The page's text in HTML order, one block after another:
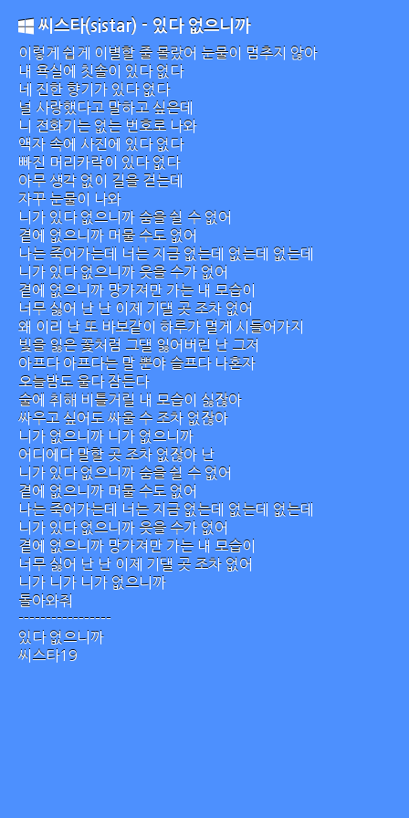
씨스타(sistar) - 있다 없으니까
이렇게 쉽게 이별할 줄 몰랐어 눈물이 멈추지 않아
내 욕실에 칫솔이 있다 없다
네 진한 향기가 있다 없다
널 사랑했다고 말하고 싶은데
니 전화기는 없는 번호로 나와
액자 속에 사진에 있다 없다
빠진 머리카락이 있다 없다
아무 생각 없이 길을 걷는데
자꾸 눈물이 나와
니가 있다 없으니까 숨을 쉴 수 없어
곁에 없으니까 머물 수도 없어
나는 죽어가는데 너는 지금 없는데 없는데 없는데
니가 있다 없으니까 웃을 수가 없어
곁에 없으니까 망가져만 가는 내 모습이
너무 싫어 난 난 이제 기댈 곳 조차 없어
왜 이리 난 또 바보같이 하루가 멀게 시들어가지
빛을 잃은 꽃처럼 그댈 잃어버린 난 그저
아프다 아프다는 말 뿐야 슬프다 나혼자
오늘밤도 울다 잠든다
술에 취해 비틀거릴 내 모습이 싫잖아
싸우고 싶어도 싸울 수 조차 없잖아
니가 없으니까 니가 없으니까
어디에다 말할 곳 조차 없잖아 난
니가 있다 없으니까 숨을 쉴 수 없어
곁에 없으니까 머물 수도 없어
나는 죽어가는데 너는 지금 없는데 없는데 없는데
니가 있다 없으니까 웃을 수가 없어
곁에 없으니까 망가져만 가는 내 모습이
너무 싫어 난 난 이제 기댈 곳 조차 없어
니가 니가 니가 없으니까
돌아와줘
-----------------
있다 없으니까
씨스타19